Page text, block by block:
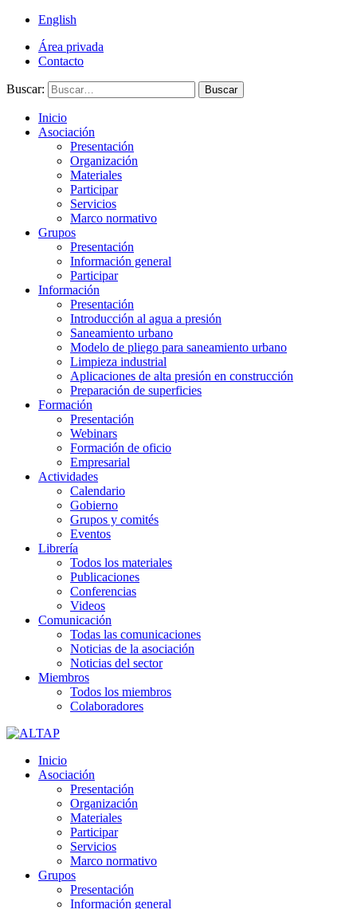
English
Área privada
Contacto
Buscar: Buscar
Inicio
Asociación
Presentación
Organización
Materiales
Participar
Servicios
Marco normativo
Grupos
Presentación
Información general
Participar
Información
Presentación
Introducción al agua a presión
Saneamiento urbano
Modelo de pliego para saneamiento urbano
Limpieza industrial
Aplicaciones de alta presión en construcción
Preparación de superficies
Formación
Presentación
Webinars
Formación de oficio
Empresarial
Actividades
Calendario
Gobierno
Grupos y comités
Eventos
Librería
Todos los materiales
Publicaciones
Conferencias
Videos
Comunicación
Todas las comunicaciones
Noticias de la asociación
Noticias del sector
Miembros
Todos los miembros
Colaboradores
Inicio
Asociación
Presentación
Organización
Materiales
Participar
Servicios
Marco normativo
Grupos
Presentación
Información general